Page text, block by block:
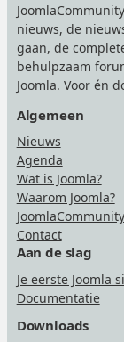
nieuws, de
gaan, de
behulpzaam
Joomla. Voor én
Algemeen
Nieuws
Agenda
Wat is Joomla?
Waarom Joomla?
JoomlaCommunity
Contact
Aan de slag
Je eerste Joomla
Documentatie
Downloads